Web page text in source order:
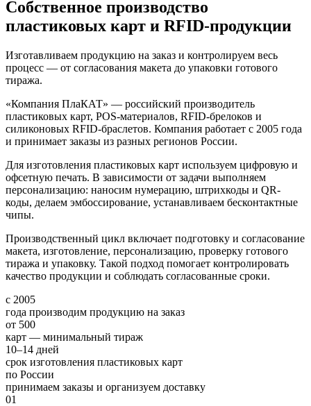
Собственное производство
пластиковых карт и RFID-продукции
Изготавливаем продукцию на заказ и контролируем весь
процесс — от согласования макета до упаковки готового
тиража.
«Компания ПлаКАТ» — российский производитель
пластиковых карт, POS-материалов, RFID-брелоков и
силиконовых RFID-браслетов. Компания работает с 2005 года
и принимает заказы из разных регионов России.
Для изготовления пластиковых карт используем цифровую и
офсетную печать. В зависимости от задачи выполняем
персонализацию: наносим нумерацию, штрихкоды и QR-
коды, делаем эмбоссирование, устанавливаем бесконтактные
чипы.
Производственный цикл включает подготовку и согласование
макета, изготовление, персонализацию, проверку готового
тиража и упаковку. Такой подход помогает контролировать
качество продукции и соблюдать согласованные сроки.
с 2005
года производим продукцию на заказ
от 500
карт — минимальный тираж
10–14 дней
срок изготовления пластиковых карт
по России
принимаем заказы и организуем доставку
01